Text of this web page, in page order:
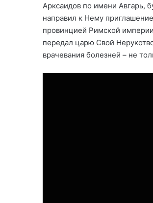
Арксаидов по имени Авгарь,
направил к Нему
провинцией Римской
передал царю Свой
врачевания болезней – не